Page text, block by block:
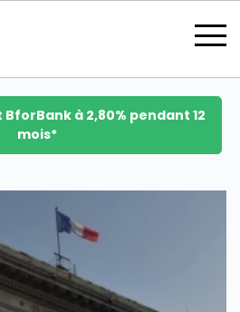
connecter
membre
à 2,80% pendant 12
mois*